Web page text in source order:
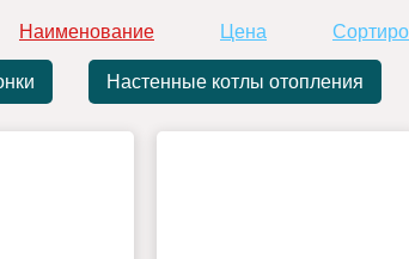
Наименование Цена
Настенные котлы отопления